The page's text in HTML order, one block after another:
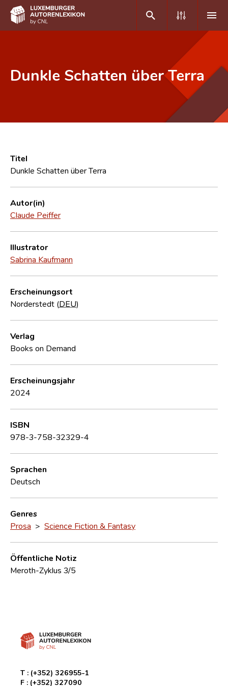
Häufige Fragen und Antworten
CNL
Forschungsgruppe
Kontakt
Dunkle Schatten über Terra
Titel
Dunkle Schatten über Terra
Autor(in)
Claude Peiffer
Illustrator
Sabrina Kaufmann
Erscheinungsort
Norderstedt (DEU)
Verlag
Books on Demand
Erscheinungsjahr
2024
ISBN
978-3-758-32329-4
Sprachen
Deutsch
Genres
Prosa > Science Fiction & Fantasy
Öffentliche Notiz
Meroth-Zyklus 3/5
T : (+352) 326955-1
F : (+352) 327090